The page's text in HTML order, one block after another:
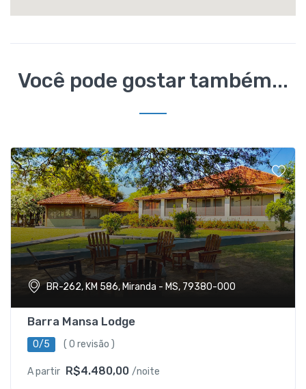
Você pode gostar também...
BR-262, KM 586, Miranda - MS, 79380-000
Barra Mansa Lodge
0/5 ( 0 revisão )
A partir R$4.480,00 /noite